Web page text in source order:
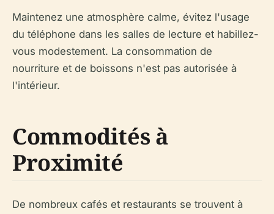
Maintenez une atmosphère calme, évitez l'usage
du téléphone dans les salles de lecture et habillez-
vous modestement. La consommation de
nourriture et de boissons n'est pas autorisée à
l'intérieur.
Commodités à
Proximité
De nombreux cafés et restaurants se trouvent à